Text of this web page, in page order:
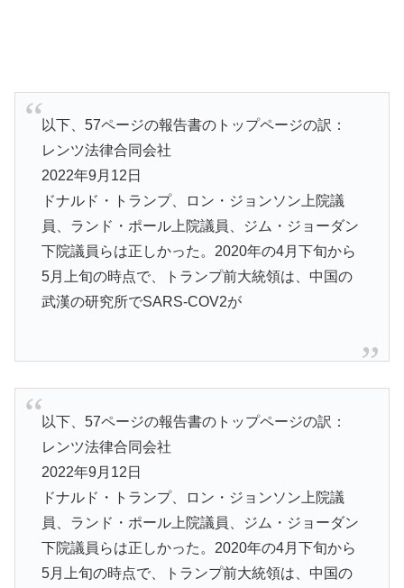
以下、57ページの報告書のトップページの訳：
レンツ法律合同会社
2022年9月12日
ドナルド・トランプ、ロン・ジョンソン上院議
員、ランド・ポール上院議員、ジム・ジョーダン
下院議員らは正しかった。2020年の4月下旬から
5月上旬の時点で、トランプ前大統領は、中国の
武漢の研究所でSARS-COV2が
以下、57ページの報告書のトップページの訳：
レンツ法律合同会社
2022年9月12日
ドナルド・トランプ、ロン・ジョンソン上院議
員、ランド・ポール上院議員、ジム・ジョーダン
下院議員らは正しかった。2020年の4月下旬から
5月上旬の時点で、トランプ前大統領は、中国の